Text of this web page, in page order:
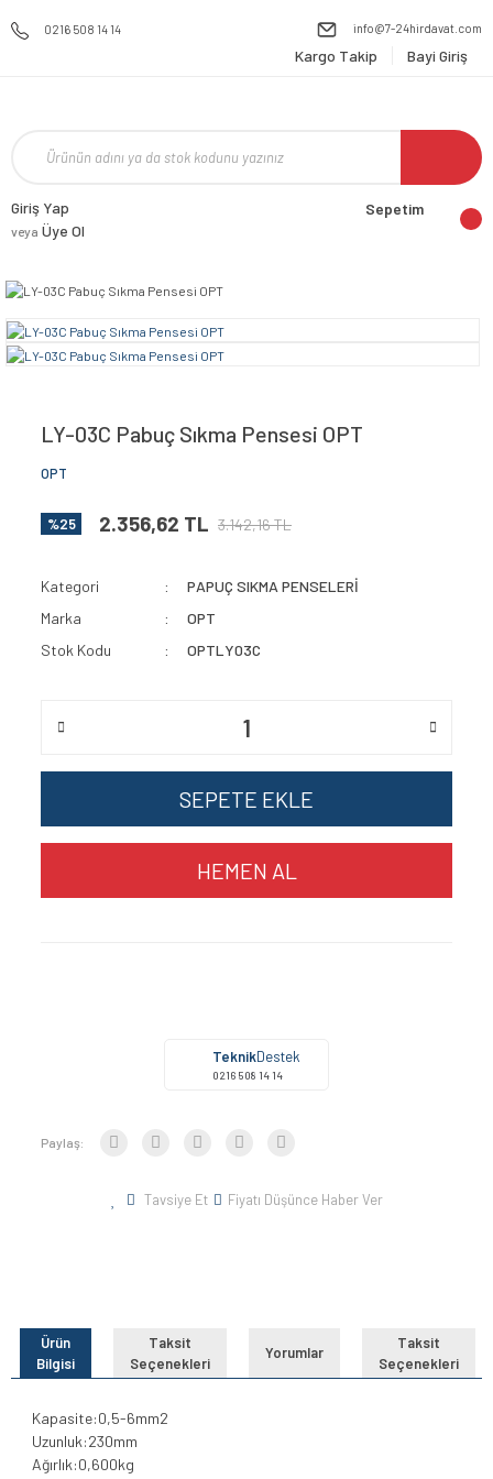
0216 508 14 14 info@7-24hirdavat.com
Kargo Takip Bayi Giriş
Giriş Yap
veya Üye Ol
Sepetim
LY-03C Pabuç Sıkma Pensesi OPT
OPT
%25 2.356,62 TL 3.142,16 TL
Kategori
PAPUÇ SIKMA PENSELERİ
Marka
OPT
Stok Kodu
OPTLY03C
SEPETE EKLE
HEMEN AL
TeknikDestek
0216 508 14 14
Paylaş:
Tavsiye Et Fiyatı Düşünce Haber Ver
Ürün
Bilgisi
Taksit
Seçenekleri
Yorumlar
Taksit
Seçenekleri
Kapasite:0,5-6mm2
Uzunluk:230mm
Ağırlık:0,600kg